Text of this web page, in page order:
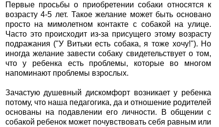
Первые просьбы о приобретении собаки относятся к
возрасту 4-5 лет. Такое желание может быть основано
просто на мимолетном контакте с собакой на улице.
Часто это происходит из-за присущего этому возрасту
подражания ("У Витьки есть собака, я тоже хочу!"). Но
иногда желание завести собаку свидетельствует о том,
что у ребенка есть проблемы, которые во многом
напоминают проблемы взрослых.
Зачастую душевный дискомфорт возникает у ребенка
потому, что наша педагогика, да и отношение родителей
основаны на подавлении его личности. В общении с
собакой ребенок может почувствовать себя равным или